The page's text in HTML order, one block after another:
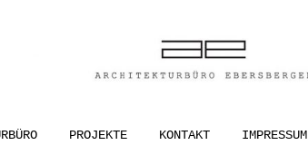
PROJEKTE KONTAKT IMPRESSUM